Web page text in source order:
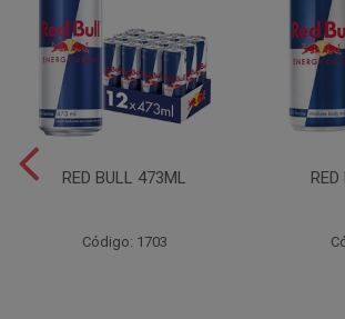
RED BULL 473ML
Código: 1703